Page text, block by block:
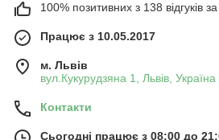
100% позитивних з 138 відгуків за
Працює з 10.05.2017
м. Львів
вул.Кукурудзяна 1, Львів, Україна
Контакти
Сьогодні працює з 08:00 до